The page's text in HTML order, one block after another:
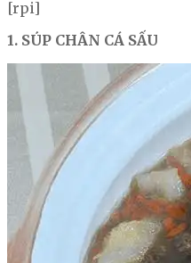
[rpi]
1. SÚP CHÂN CÁ SẤU